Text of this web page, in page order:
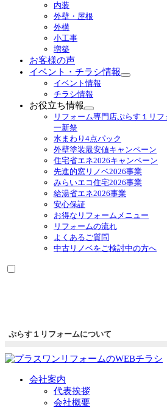
開
内装
外壁・屋根
外構
小工事
増築
お客様の声
イベント・チラシ情報
サ
ニ
ュ
を
展
開
イベント情報
チラシ情報
お役立ち情報
サ
メ
ニ
ュ
ー
を
展
リフォーム専門店ぷらす１リ
一新祭
水まわり4点パック
外壁塗装最安値キャンペーン
住宅省エネ2026キャンペーン
先進的窓リノベ2026事業
みらいエコ住宅2026事業
給湯省エネ2026事業
安心保証
お得なリフォームメニュー
リフォームの流れ
よくあるご質問
中古リノベをご検討中の方へ
ぷらす１リフォームについて
会社案内
代表挨拶
会社概要